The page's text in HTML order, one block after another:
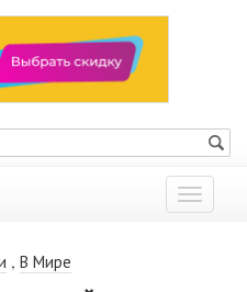
Показать
меню
, В Мире